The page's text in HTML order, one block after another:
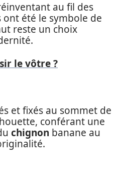
au fil des
ont été le symbole de
reste un choix
le vôtre ?
et fixés au sommet de
conférant une
chignon banane au